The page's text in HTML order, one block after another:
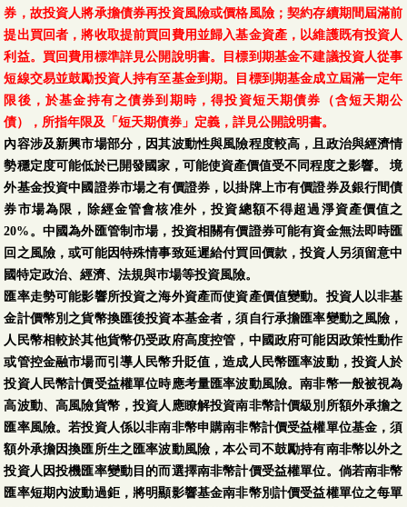
券，故投資人將承擔債券再投資風險或價格風險；契約存續期間屆滿前
提出買回者，將收取提前買回費用並歸入基金資產，以維護既有投資人
利益。買回費用標準詳見公開說明書。目標到期基金不建議投資人從事
短線交易並鼓勵投資人持有至基金到期。目標到期基金成立屆滿一定年
限後，於基金持有之債券到期時，得投資短天期債券（含短天期公
債），所指年限及「短天期債券」定義，詳見公開說明書。
內容涉及新興市場部分，因其波動性與風險程度較高，且政治與經濟情
勢穩定度可能低於已開發國家，可能使資產價值受不同程度之影響。 境
外基金投資中國證券市場之有價證券，以掛牌上市有價證券及銀行間債
券市場為限，除經金管會核准外，投資總額不得超過淨資產價值之
20%。中國為外匯管制市場，投資相關有價證券可能有資金無法即時匯
回之風險，或可能因特殊情事致延遲給付買回價款，投資人另須留意中
國特定政治、經濟、法規與巿場等投資風險。
匯率走勢可能影響所投資之海外資產而使資產價值變動。投資人以非基
金計價幣別之貨幣換匯後投資本基金者，須自行承擔匯率變動之風險，
人民幣相較於其他貨幣仍受政府高度控管，中國政府可能因政策性動作
或管控金融市場而引導人民幣升貶值，造成人民幣匯率波動，投資人於
投資人民幣計價受益權單位時應考量匯率波動風險。南非幣一般被視為
高波動、高風險貨幣，投資人應瞭解投資南非幣計價級別所額外承擔之
匯率風險。若投資人係以非南非幣申購南非幣計價受益權單位基金，須
額外承擔因換匯所生之匯率波動風險，本公司不鼓勵持有南非幣以外之
投資人因投機匯率變動目的而選擇南非幣計價受益權單位。倘若南非幣
匯率短期內波動過鉅，將明顯影響基金南非幣別計價受益權單位之每單